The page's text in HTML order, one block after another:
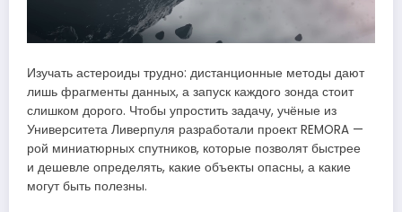
Изучать астероиды трудно: дистанционные методы дают
лишь фрагменты данных, а запуск каждого зонда стоит
слишком дорого. Чтобы упростить задачу, учёные из
Университета Ливерпуля разработали проект REMORA —
рой миниатюрных спутников, которые позволят быстрее
и дешевле определять, какие объекты опасны, а какие
могут быть полезны.